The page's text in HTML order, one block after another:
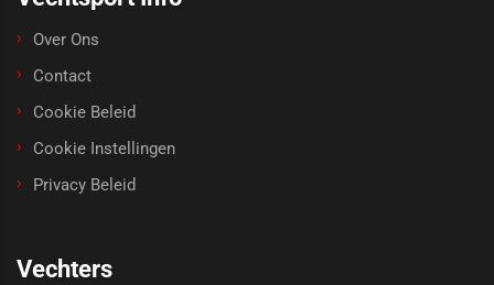
Over Ons
Contact
Cookie Beleid
Cookie Instellingen
Privacy Beleid
Vechters